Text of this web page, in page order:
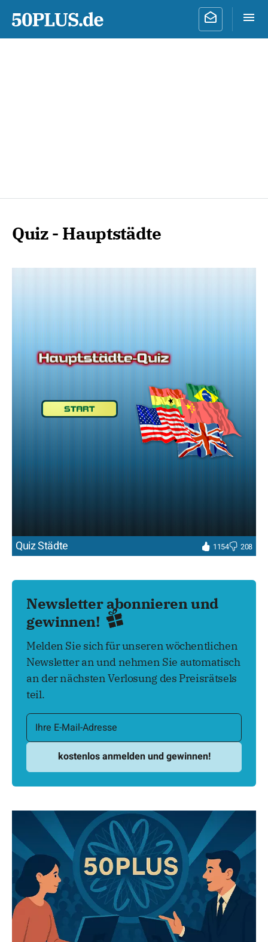
Quiz - Hauptstädte
Quiz Städte 1154 208
Newsletter abonnieren und
gewinnen!
Melden Sie sich für unseren wöchentlichen
Newsletter an und nehmen Sie automatisch
an der nächsten Verlosung des Preisrätsels
teil.